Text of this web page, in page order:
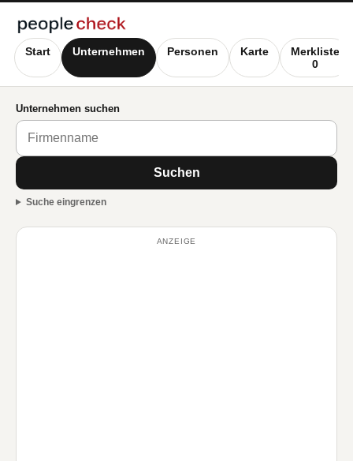
Start Unternehmen Personen Karte
Merkliste
0
Unternehmen suchen
Suchen
Suche eingrenzen
ANZEIGE